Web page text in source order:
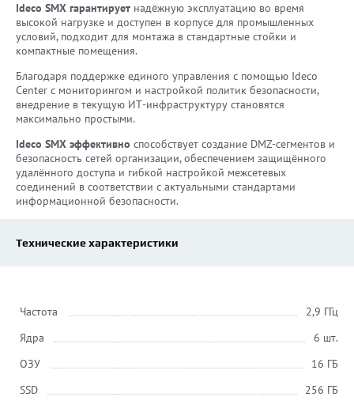
Ideco SMX гарантирует надёжную эксплуатацию во время
высокой нагрузке и доступен в корпусе для промышленных
условий, подходит для монтажа в стандартные стойки и
компактные помещения.
Благодаря поддержке единого управления с помощью Ideco
Center с мониторингом и настройкой политик безопасности,
внедрение в текущую ИТ-инфраструктуру становятся
максимально простыми.
Ideco SMX эффективно способствует создание DMZ-сегментов и
безопасность сетей организации, обеспечением защищённого
удалённого доступа и гибкой настройкой межсетевых
соединений в соответствии с актуальными стандартами
информационной безопасности.
Технические характеристики
Частота
2,9 ГГц
Ядра
6 шт.
ОЗУ
16 ГБ
SSD
256 ГБ